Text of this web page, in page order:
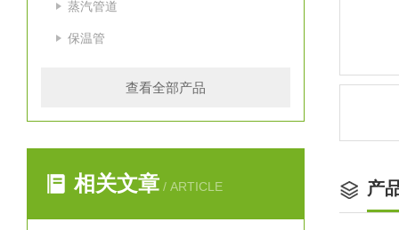
蒸汽管道
保温管
查看全部产品
相关文章 / ARTICLE 产